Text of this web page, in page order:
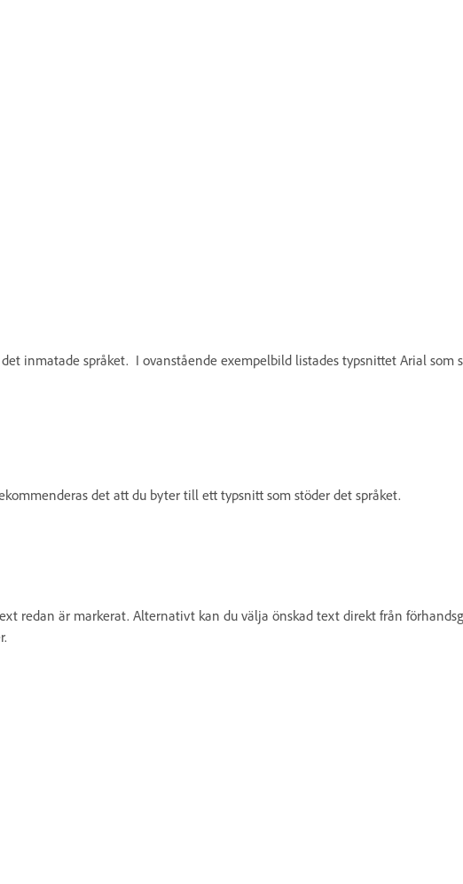
inmatade språket. I ovanstående exempelbild listades typsnittet Arial som
det att du byter till ett typsnitt som stöder det språket.
redan är markerat. Alternativt kan du välja önskad text direkt från